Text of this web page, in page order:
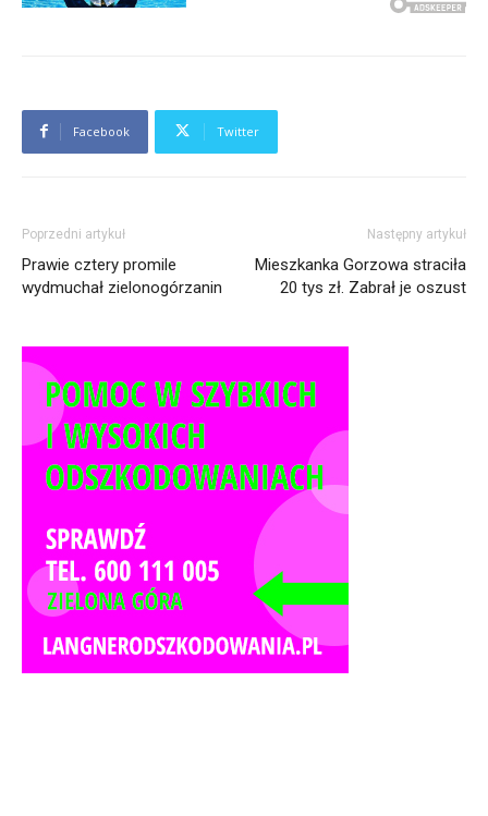
Facebook Twitter
Poprzedni artykuł
Prawie cztery promile
wydmuchał zielonogórzanin
Następny artykuł
Mieszkanka Gorzowa straciła
20 tys zł. Zabrał je oszust